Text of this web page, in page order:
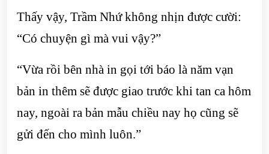
Thấy vậy, Trầm Nhứ không nhịn được cười:
“Có chuyện gì mà vui vậy?”
“Vừa rồi bên nhà in gọi tới báo là năm vạn
bản in thêm sẽ được giao trước khi tan ca hôm
nay, ngoài ra bản mẫu chiều nay họ cũng sẽ
gửi đến cho mình luôn.”